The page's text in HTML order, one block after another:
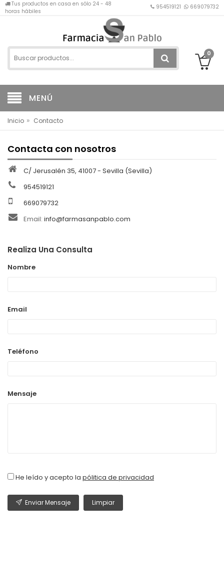
Tus productos en casa en sólo 24 - 48
horas hábiles
954519121 669079732
0
MENÚ
Inicio » Contacto
Contacta con nosotros
C/ Jerusalén 35, 41007 - Sevilla (Sevilla)
954519121
669079732
Email: info@farmasanpablo.com
Realiza Una Consulta
Nombre
Email
Teléfono
Mensaje
He leído y acepto la pólitica de privacidad
Enviar Mensaje Limpiar